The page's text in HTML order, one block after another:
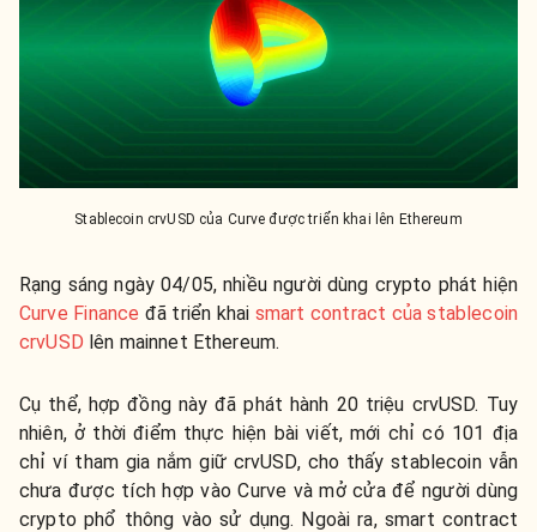
Stablecoin crvUSD của Curve được triển khai lên Ethereum
Rạng sáng ngày 04/05, nhiều người dùng crypto phát hiện
Curve Finance đã triển khai smart contract của stablecoin
crvUSD lên mainnet Ethereum.
Cụ thể, hợp đồng này đã phát hành 20 triệu crvUSD. Tuy
nhiên, ở thời điểm thực hiện bài viết, mới chỉ có 101 địa
chỉ ví tham gia nắm giữ crvUSD, cho thấy stablecoin vẫn
chưa được tích hợp vào Curve và mở cửa để người dùng
crypto phổ thông vào sử dụng. Ngoài ra, smart contract